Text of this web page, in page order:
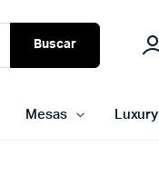
Buscar
Mesas Luxury